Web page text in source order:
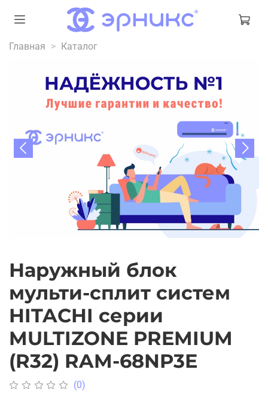
Главная Каталог
Наружный блок
мульти-сплит систем
HITACHI серии
MULTIZONE PREMIUM
(R32) RAM-68NP3E
(0)